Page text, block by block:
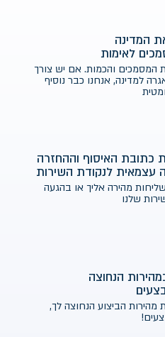
המדינה
לאימות
המסמכים והכמות. אם יש צורך
למדינה, אנחנו כבר נוסיף
כתובת האיסוף וההחזרה
עצמאית לנקודת השירות
מהירה אליך או בהגעה
שלנו
הנחוצה
מהירות הביצוע הנחוצה לך,